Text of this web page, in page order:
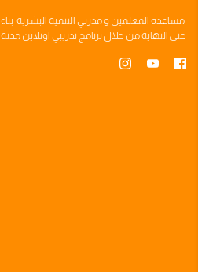
مساعده المعلمين ومدربي التنميه البشريه بناء
حتى النهايه من خلال برنامج تدريبي اونلاين مدته